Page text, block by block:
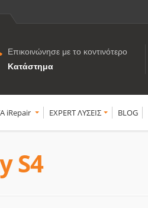
Επικοινώνησε με το κοντινότερο
Κατάστημα
iRepair EXPERT ΛΥΣΕΙΣ BLOG
S4